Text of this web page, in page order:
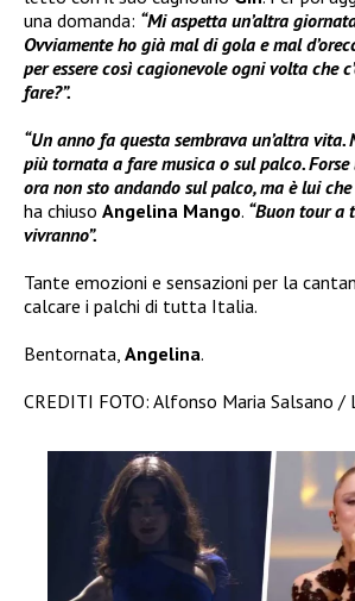
una domanda: “Mi aspetta un’altra
Ovviamente ho già mal di gola e mal
per essere così cagionevole ogni volta che
fare?”.
“Un anno fa questa sembrava un’altra vita.
più tornata a fare musica o sul palco.
ora non sto andando sul palco, ma è lui
ha chiuso Angelina Mango. “Buon tour a
vivranno”.
Tante emozioni e sensazioni per la
calcare i palchi di tutta Italia.
Bentornata, Angelina.
CREDITI FOTO: Alfonso Maria Salsano /